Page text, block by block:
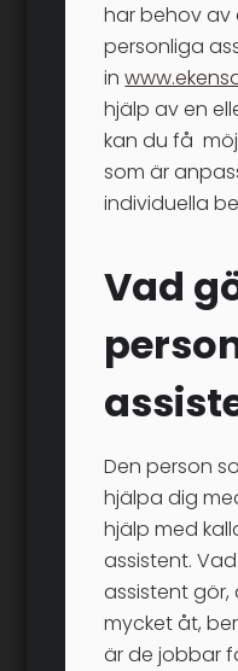
har behov av
personliga
in
hjälp av en
kan du få
som är
individuella
Vad
Den person
hjälpa dig
hjälp med
assistent.
assistent gör,
mycket åt,
är de jobbar